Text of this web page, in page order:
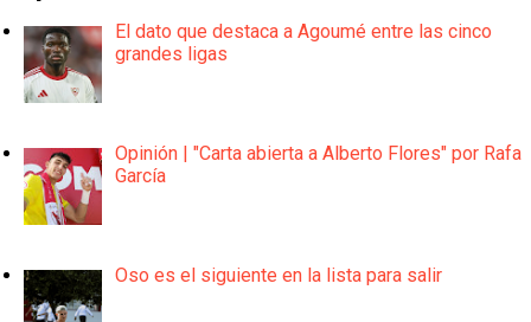
El dato que destaca a Agoumé entre las cinco
grandes ligas
Opinión | "Carta abierta a Alberto Flores" por Rafa
García
Oso es el siguiente en la lista para salir